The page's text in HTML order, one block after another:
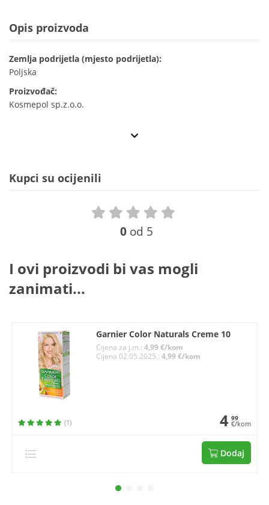
Opis proizvoda
Zemlja podrijetla (mjesto podrijetla):
Poljska
Proizvođač:
Kosmepol sp.z.o.o.
Kupci su ocijenili
0 od 5
I ovi proizvodi bi vas mogli
zanimati...
Garnier Color Naturals Creme 10
Cijena za j.m.:4,99 €/kom
Cijena 02.05.2025.:4,99 €/kom
(1) 4 99
€/kom
Dodaj